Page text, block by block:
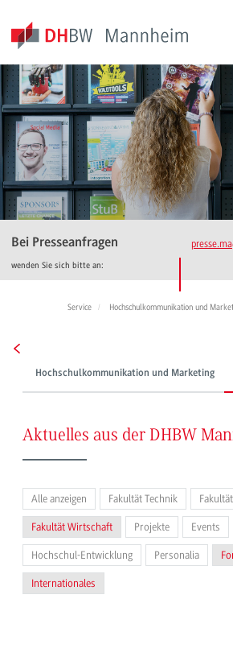
Bei Presseanfragen
wenden Sie sich bitte an:
presse.ma
Service Hochschulkommunikation und
Hochschulkommunikation und Marketing
Aktuelles aus der DHBW
Alle anzeigen Fakultät Technik
Fakultät Wirtschaft Projekte Events
Hochschul-Entwicklung Personalia
Internationales